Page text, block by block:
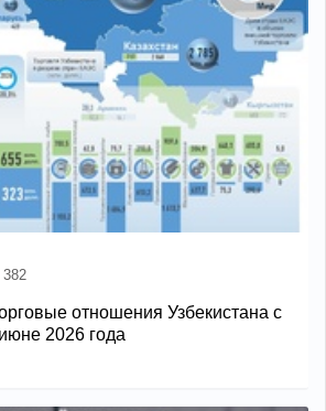
382
отношения Узбекистана с
2026 года